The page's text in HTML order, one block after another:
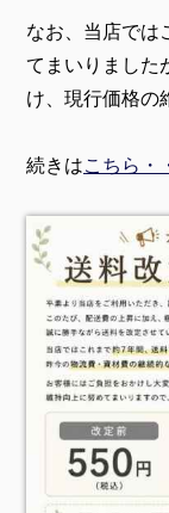
なお、当店では
てまいりました
け、現行価格の
続きはこちら・